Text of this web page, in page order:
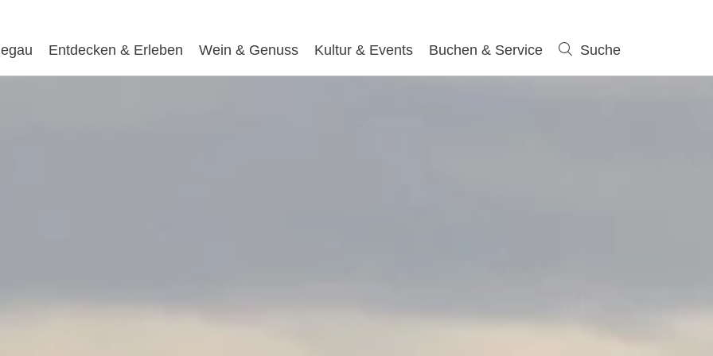
Entdecken & Erleben Wein & Genuss Kultur & Events Buchen & Service Suche